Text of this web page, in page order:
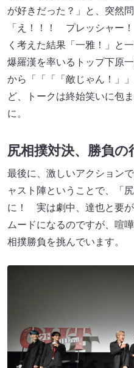
が好きだった？」と、突然
「え！！！ プレッシャ
く考えた結果「一雅！」と
爆羅漢を率いるトップ下原
から「「「「敵じゃん！」
ど、トークは終始笑いに包
に。
尻相撲対決、勝負の
最後に、激しいアクション
ャスト陣ということで、「
に！ 実は劇中、達也と要
ムードになるのですが、喧
相撲勝負を挑んでいます。